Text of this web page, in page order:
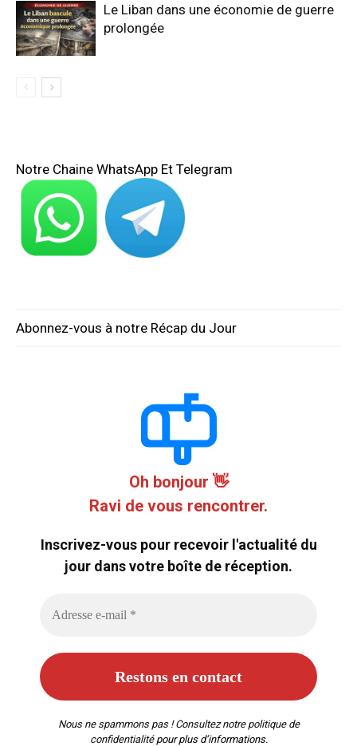
Le Liban dans une économie de guerre
prolongée
Notre Chaine WhatsApp Et Telegram
Abonnez-vous à notre Récap du Jour
Oh bonjour 👋
Ravi de vous rencontrer.
Inscrivez-vous pour recevoir l'actualité du
jour dans votre boîte de réception.
Nous ne spammons pas ! Consultez notre politique de
confidentialitépour plus d’informations.